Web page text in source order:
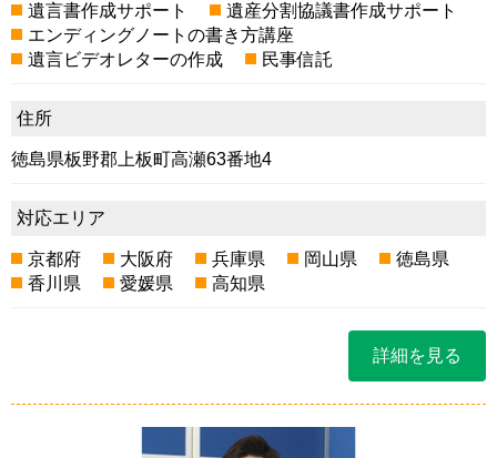
遺言書作成サポート
遺産分割協議書作成サポート
エンディングノートの書き方講座
遺言ビデオレターの作成
民事信託
住所
徳島県板野郡上板町高瀬63番地4
対応エリア
京都府 大阪府 兵庫県 岡山県
徳島県
香川県
愛媛県 高知県
詳細を見る